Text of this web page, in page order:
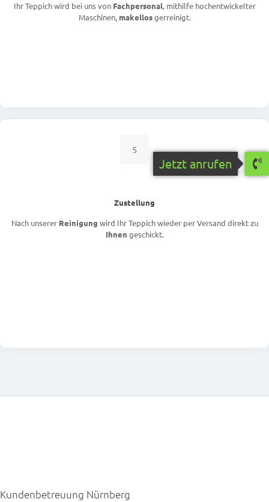
Ihr Teppich wird bei uns von Fachpersonal, mithilfe hochentwickelter
Maschinen, makellosgerreinigt.
5
Zustellung
Nach unserer Reinigung wird Ihr Teppich wieder per Versand direkt zu
Ihnen geschickt.
Kundenbetreuung Nürnberg
Jetzt anrufen